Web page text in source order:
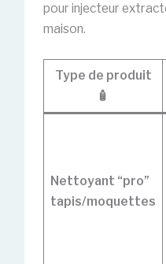
pour injecteur
maison.
Type de produit
🧴
Nettoyant “pro”
tapis/moquettes